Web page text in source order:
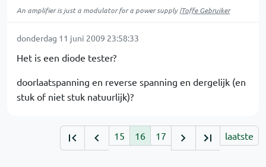
An amplifier is just a modulator for a power supply |Toffe Gebruiker
donderdag 11 juni 2009 23:58:33
Het is een diode tester?
doorlaatspanning en reverse spanning en dergelijk (en
stuk of niet stuk natuurlijk)?
15 16 17 laatste